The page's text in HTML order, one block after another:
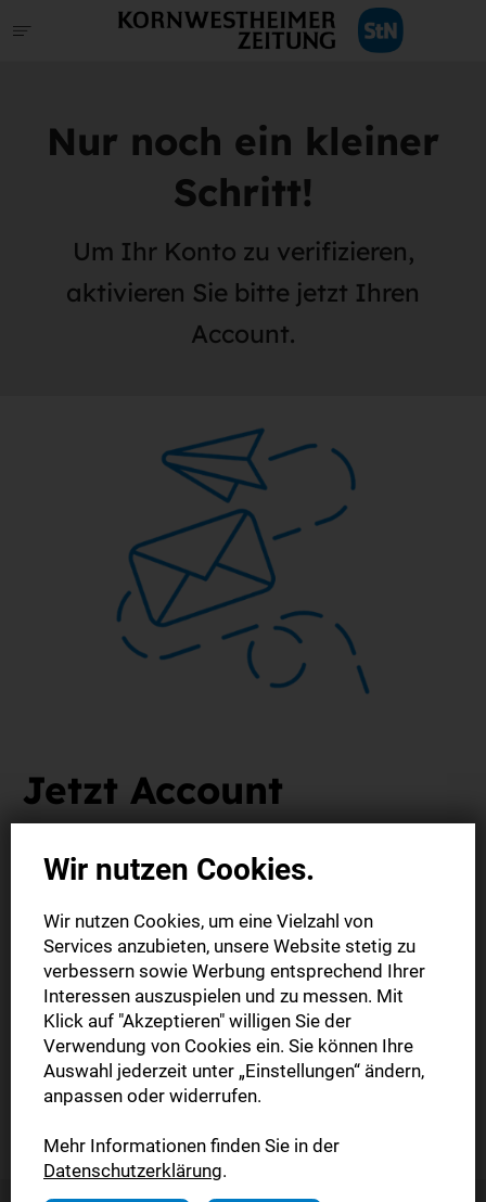
Nur noch ein kleiner
Schritt!
Um Ihr Konto zu verifizieren,
aktivieren Sie bitte jetzt Ihren
Account.
Jetzt Account
Um unsere digitalen Produkte (E-Paper / StN Plus) nutzen
zu können, bestätigen Sie bitte jetzt Ihre E-Mail Adresse.
Wir haben Ihnen einen Aktivierungslink per E-Mail
zugesendet. Bitte bestätigen Sie in den nächsten Minuten
Ihre E-Mail Adresse. Nach erfolgreicher Aktivierung
können Sie sofort mit dem Lesen beginnen!
Wir nutzen Cookies.
Wir nutzen Cookies, um eine Vielzahl von
Services anzubieten, unsere Website stetig zu
verbessern sowie Werbung entsprechend Ihrer
Interessen auszuspielen und zu messen. Mit
Klick auf "Akzeptieren" willigen Sie der
Verwendung von Cookies ein. Sie können Ihre
Auswahl jederzeit unter „Einstellungen“ ändern,
anpassen oder widerrufen.
Mehr Informationen finden Sie in der
Datenschutzerklärung.